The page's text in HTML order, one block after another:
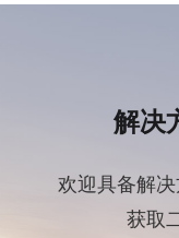
解决
欢迎具备解
获取